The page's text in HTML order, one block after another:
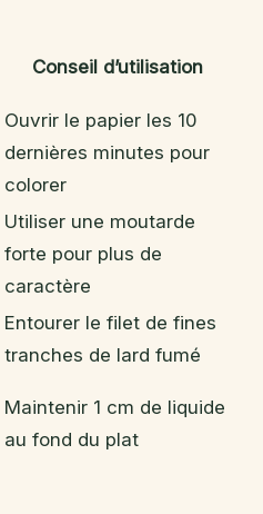
Conseil d’utilisation
Ouvrir le papier les 10
dernières minutes pour
colorer
Utiliser une moutarde
forte pour plus de
caractère
Entourer le filet de fines
tranches de lard fumé
Maintenir 1 cm de liquide
au fond du plat